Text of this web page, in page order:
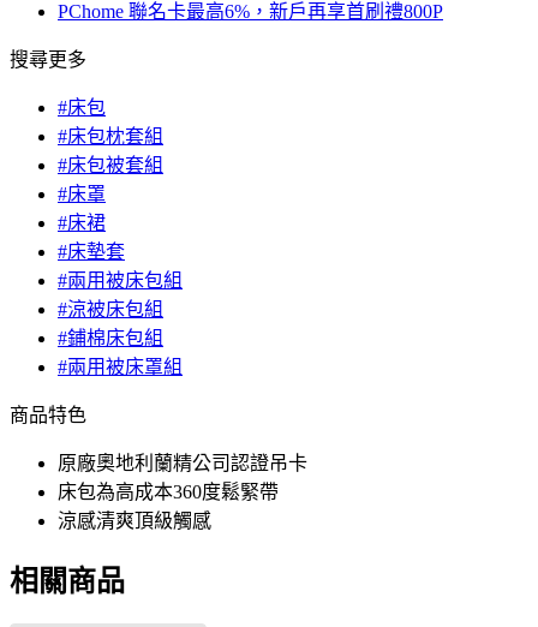
PChome 聯名卡最高6%，新戶再享首刷禮800P
搜尋更多
#床包
#床包枕套組
#床包被套組
#床罩
#床裙
#床墊套
#兩用被床包組
#涼被床包組
#鋪棉床包組
#兩用被床罩組
商品特色
原廠奧地利蘭精公司認證吊卡
床包為高成本360度鬆緊帶
涼感清爽頂級觸感
相關商品